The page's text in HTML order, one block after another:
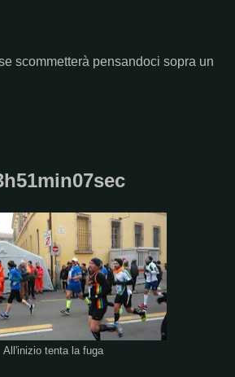
scommetterà pensandoci sopra un
All'inizio tenta la fuga